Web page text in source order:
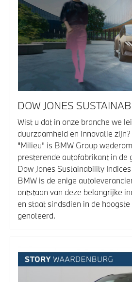
DOW JONES
Wist u dat in onze branche we
duurzaamheid en innovatie
"Milieu" is BMW Group
presterende autofabrikant in de
Dow Jones Sustainability
BMW is de enige
ontstaan van deze belangrijke
en staat sindsdien in de
genoteerd.